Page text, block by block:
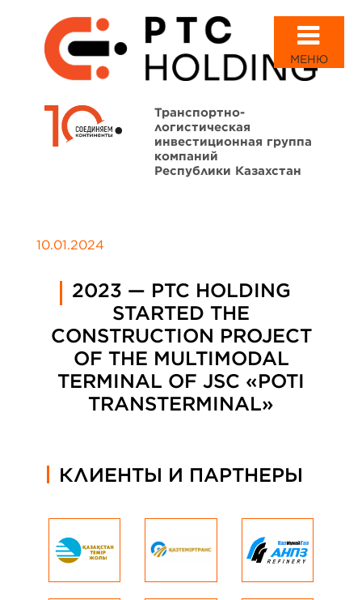
МЕНЮ
Транспортно-
логистическая
инвестиционная группа
компаний
Республики Казахстан
10.01.2024
2023 — PTC HOLDING
STARTED THE
CONSTRUCTION PROJECT
OF THE MULTIMODAL
TERMINAL OF JSC «POTI
TRANSTERMINAL»
КЛИЕНТЫ И ПАРТНЕРЫ